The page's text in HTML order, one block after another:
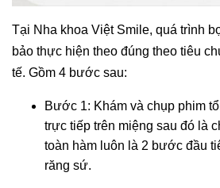
Tại Nha khoa Việt Smile, quá trình
bảo thực hiện theo đúng theo tiêu
tế. Gồm 4 bước sau:
Bước 1: Khám và chụp phim
trực tiếp trên miệng sau đó là
toàn hàm luôn là 2 bước đầu
răng sứ.